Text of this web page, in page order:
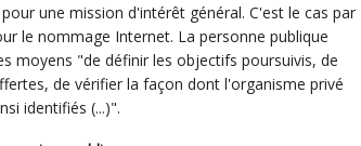
une mission d'intérêt général. C'est le cas par
le nommage Internet. La personne publique
moyens "de définir les objectifs poursuivis, de
de vérifier la façon dont l'organisme privé
identifiés (...)".